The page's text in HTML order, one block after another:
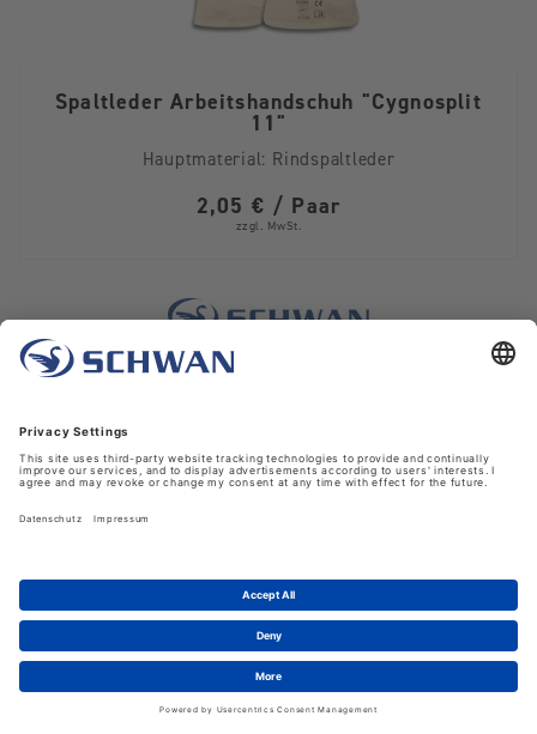
Spaltleder Arbeitshandschuh "Cygnosplit
11"
Hauptmaterial: Rindspaltleder
2,05 € / Paar
zzgl. MwSt.
Cygnocut 70 Schnittschutzlevel D
Latex schrumpfgeraut
5,05 € / Paar